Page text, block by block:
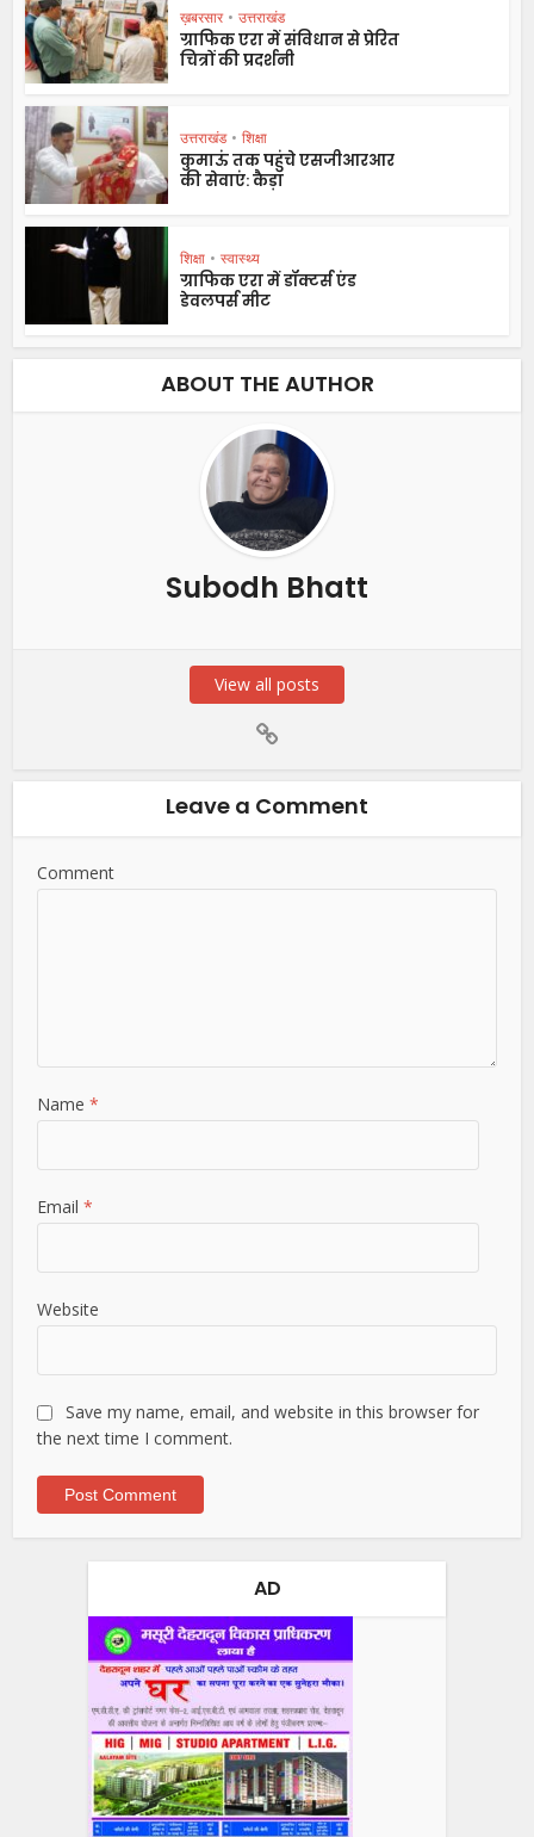
ख़बरसार • उत्तराखंड
ग्राफिक एरा में संविधान से प्रेरित
चित्रों की प्रदर्शनी
उत्तराखंड • शिक्षा
कुमाऊं तक पहुंचे एसजीआरआर
की सेवाएं: कैड़ा
शिक्षा • स्वास्थ्य
ग्राफिक एरा में डॉक्टर्स एंड
डेवलपर्स मीट
ABOUT THE AUTHOR
Subodh Bhatt
View all posts
Leave a Comment
Comment
Name*
Email*
Website
Save my name, email, and website in this browser for
the next time I comment.
AD